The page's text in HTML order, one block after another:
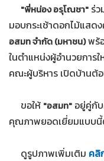
"พี่หน่อง อรุโณชา" ร่ว
มอบกระเช้าดอกไม้แสด
อสมท จำกัด (มหาชน)พร้
ในตำแหน่งผู้อำนวยกา
คณะผู้บริหาร เปิดบ้านต้
ขอให้ "อสมท" อยู่คู่กั
คุณภาพยอดเยี่ยมแบบ
ดูรูปภาพเพิ่มเติม คลิ